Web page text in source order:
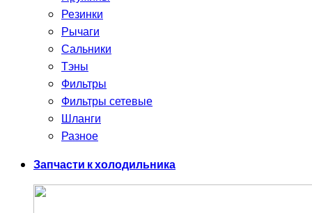
Резинки
Рычаги
Сальники
Тэны
Фильтры
Фильтры сетевые
Шланги
Разное
Запчасти к холодильника